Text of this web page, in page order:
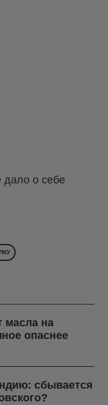
дало о себе
масла на
опаснее
сбывается